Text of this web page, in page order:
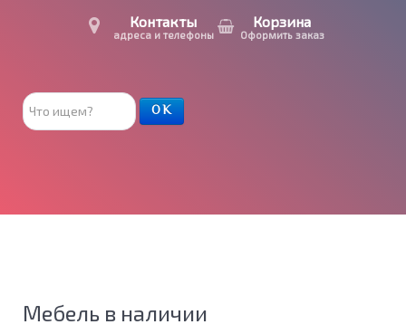
Контакты
адреса и телефоны
Корзина
Оформить заказ
Поиск
товара
ОК
Мебель в наличии